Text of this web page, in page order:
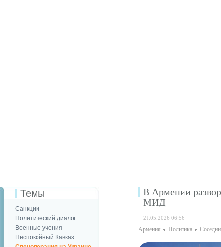
Темы
Санкции
Политический диалог
Военные учения
Неспокойный Кавказ
В Армении
МИД
21.05.2026 06:56
Армения Политика